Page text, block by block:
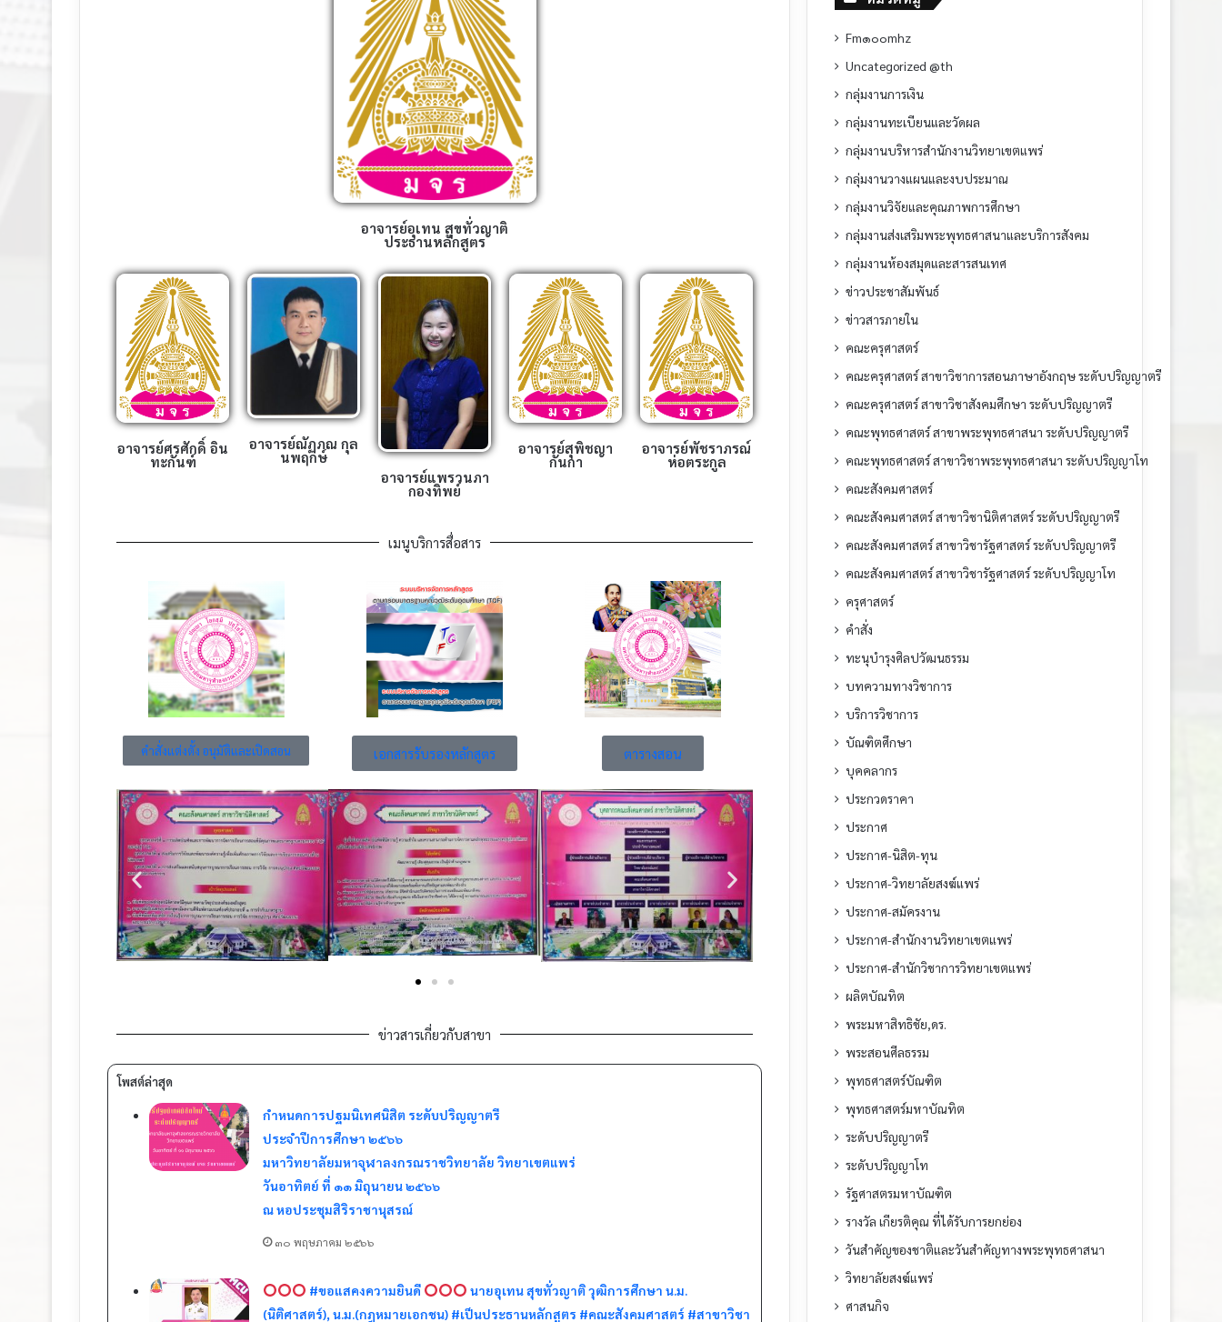
อาจารย์อุเทน สุขทั่วญาติ
ประธานหลักสูตร
อาจารย์ศรศักดิ์ อิน
ทะกันฑ์
อาจารย์ณัฏภณ กุล
นพฤกษ์
อาจารย์แพรวนภา
กองทิพย์
อาจารย์สุพิชญา
กันกา
อาจารย์พัชราภรณ์
ห่อตระกูล
เมนูบริการสื่อสาร
คำสั่งแต่งตั้ง อนุมัติและเปิดสอน เอกสารรับรองหลักสูตร ตารางสอน
ข่าวสารเกี่ยวกับสาขา
โพสต์ล่าสุด
กำหนดการปฐมนิเทศนิสิต ระดับปริญญาตรี
ประจำปีการศึกษา ๒๕๖๖
มหาวิทยาลัยมหาจุฬาลงกรณราชวิทยาลัย วิทยาเขตแพร่
วันอาทิตย์ ที่ ๑๑ มิถุนายน ๒๕๖๖
ณ หอประชุมสิริราชานุสรณ์
๓๐ พฤษภาคม ๒๕๖๖
#ขอแสคงความยินดี
นายอุเทน สุขทั่วญาติ วุฒิการศึกษา น.ม.
(นิติศาสตร์), น.ม.(กฎหมายเอกชน) #เป็นประธานหลักสูตร #คณะสังคมศาสตร์ #สาขาวิชา
Fm๑๐๐mhz
Uncategorized @th
กลุ่มงานการเงิน
กลุ่มงานทะเบียนและวัดผล
กลุ่มงานบริหารสำนักงานวิทยาเขตแพร่
กลุ่มงานวางแผนและงบประมาณ
กลุ่มงานวิจัยและคุณภาพการศึกษา
กลุ่มงานส่งเสริมพระพุทธศาสนาและบริการสังคม
กลุ่มงานห้องสมุดและสารสนเทศ
ข่าวประชาสัมพันธ์
ข่าวสารภายใน
คณะครุศาสตร์
คณะครุศาสตร์ สาขาวิชาการสอนภาษาอังกฤษ ระดับปริญญาตรี
คณะครุศาสตร์ สาขาวิชาสังคมศึกษา ระดับปริญญาตรี
คณะพุทธศาสตร์ สาขาพระพุทธศาสนา ระดับปริญญาตรี
คณะพุทธศาสตร์ สาขาวิชาพระพุทธศาสนา ระดับปริญญาโท
คณะสังคมศาสตร์
คณะสังคมศาสตร์ สาขาวิชานิติศาสตร์ ระดับปริญญาตรี
คณะสังคมศาสตร์ สาขาวิชารัฐศาสตร์ ระดับปริญญาตรี
คณะสังคมศาสตร์ สาขาวิชารัฐศาสตร์ ระดับปริญญาโท
ครุศาสตร์
คำสั่ง
ทะนุบำรุงศิลปวัฒนธรรม
บทความทางวิชาการ
บริการวิชาการ
บัณฑิตศึกษา
บุคคลากร
ประกวดราคา
ประกาศ
ประกาศ-นิสิต-ทุน
ประกาศ-วิทยาลัยสงฆ์แพร่
ประกาศ-สมัครงาน
ประกาศ-สำนักงานวิทยาเขตแพร่
ประกาศ-สำนักวิชาการวิทยาเขตแพร่
ผลิตบัณทิต
พระมหาสิทธิชัย,ดร.
พระสอนศีลธรรม
พุทธศาสตร์บัณฑิต
พุทธศาสตร์มหาบัณทิต
ระดับปริญญาตรี
ระดับปริญญาโท
รัฐศาสตรมหาบัณฑิต
รางวัล เกียรติคุณ ที่ได้รับการยกย่อง
วันสำคัญของชาติและวันสำคัญทางพระพุทธศาสนา
วิทยาลัยสงฆ์แพร่
ศาสนกิจ